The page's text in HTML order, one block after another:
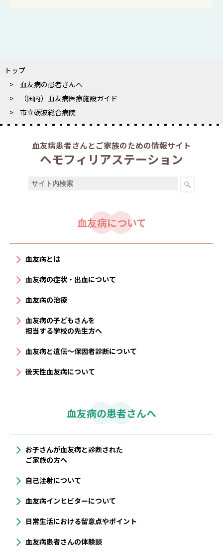
トップ
血友病の患者さんへ
（国内）血友病医療施設ガイド
市立砺波総合病院
血友病患者さんとご家族のための情報サイト
ヘモフィリアステーション
血友病について
血友病とは
血友病の症状・出血について
血友病の治療
血友病の子どもさんを
担当する学校の先生方へ
血友病と遺伝〜保因者診断について
後天性血友病について
血友病の患者さんへ
お子さんが血友病と診断された
ご家族の方へ
自己注射について
血友病インヒビターについて
⽇常⽣活における留意点やポイント
血友病患者さんの体験談